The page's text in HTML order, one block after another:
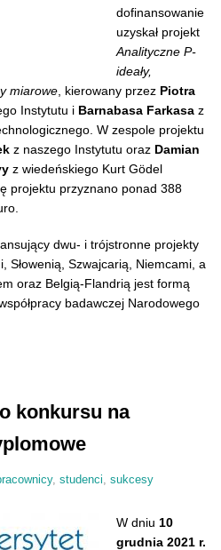
dofinansowanie
uzyskał projekt
Analityczne P-
ideały,
miarowe , kierowany przez Piotra
Instytutu i Barnabasa Farkasa z
W zespole projektu
z naszego Instytutu oraz Damian
z wiedeńskiego Kurt Gödel
projektu przyznano ponad 388
dwu- i trójstronne projekty
Słowenią, Szwajcarią, Niemcami, a
oraz Belgią-Flandrią jest formą
badawczej Narodowego
konkursu na
, studenci sukcesy
W dniu 10
grudnia 2021 r.